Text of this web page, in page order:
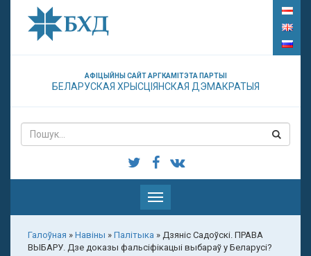
АФІЦЫЙНЫ САЙТ АРГКАМІТЭТА ПАРТЫІ
БЕЛАРУСКАЯ ХРЫСЦІЯНСКАЯ ДЭМАКРАТЫЯ
Паказаць
меню
Галоўная » Навіны » Палітыка » Дзяніс Садоўскі. ПРАВА
ВЫБАРУ. Дзе доказы фальсіфікацыі выбараў у Беларусі?